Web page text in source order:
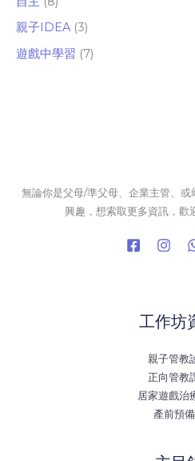
親子IDEA(3)
遊戲中學習 (7)
無論你是父母/準父母、企業主管、
興趣，想索取更多資訊，歡
工作坊
親子管教
正向管教
居家遊戲治
產前預